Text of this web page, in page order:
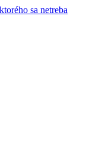
sa netreba